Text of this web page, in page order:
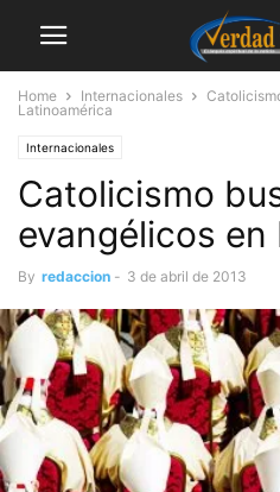
Home Internacionales
Latinoamérica
Internacionales
Catolicismo
evangélicos
By redaccion - 3 de abril de 2013